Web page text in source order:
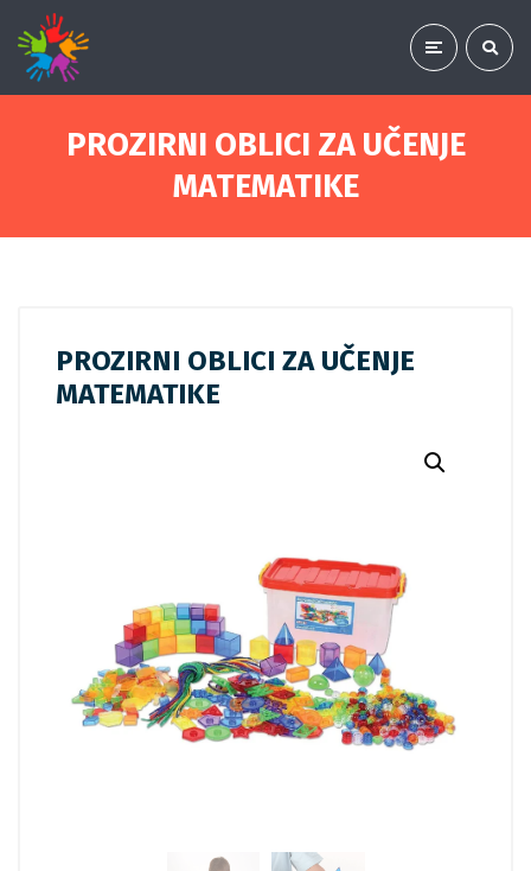
PROZIRNI OBLICI ZA UČENJE
MATEMATIKE
PROZIRNI OBLICI ZA UČENJE
MATEMATIKE